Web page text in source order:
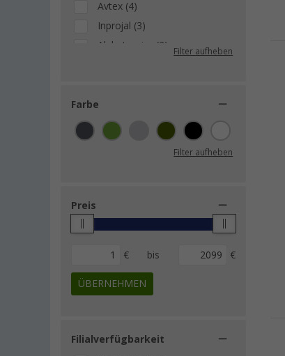
Avtex (4)
Inprojal (3)
Alphatronics (2)
Megasat (2)
Origin Outdoors (2)
Reflexion (2)
Cello (1)
Dometic (1)
Goobay (1)
Haba (1)
Hama (1)
Selfsat (1)
Filter aufheben
Farbe
Filter aufheben
Preis
€ bis €
ÜBERNEHMEN
Filialverfügbarkeit